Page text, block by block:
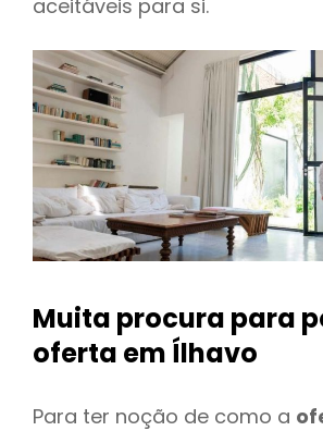
aceitáveis para si.
Muita procura para
oferta em Ílhavo
Para ter noção de como a